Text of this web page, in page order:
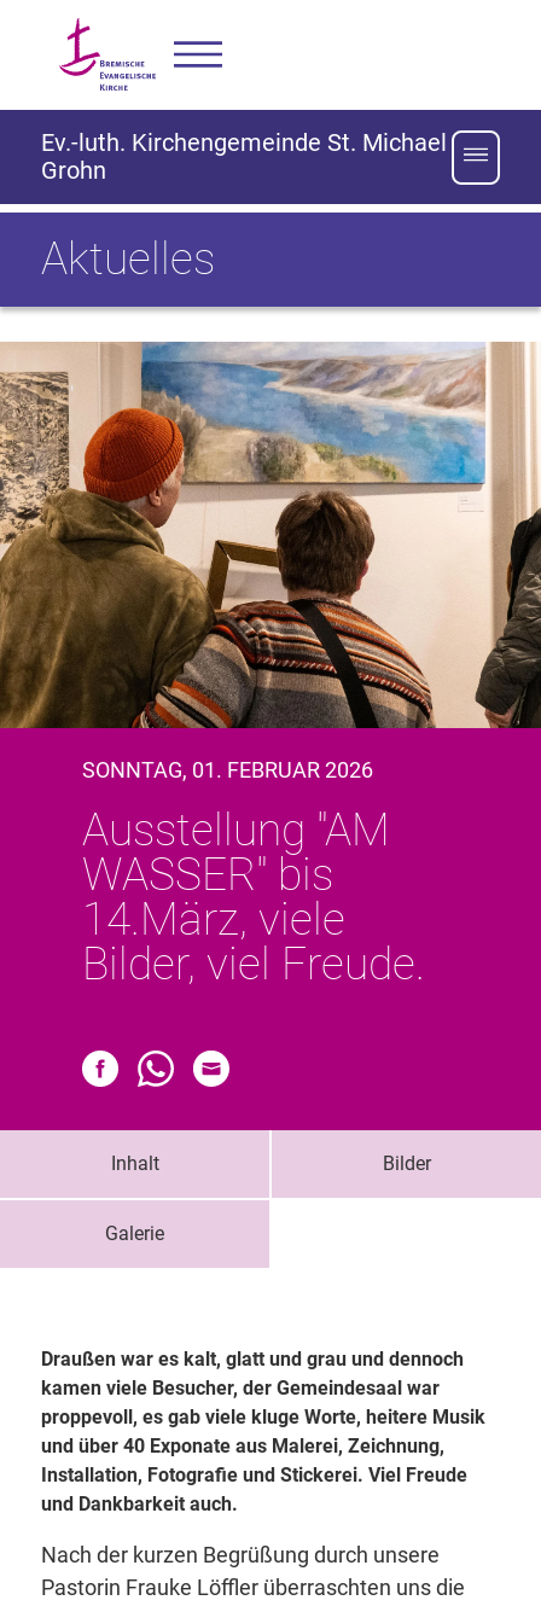
Ev.-luth. Kirchengemeinde St. Michael
Grohn
Aktuelles
SONNTAG, 01. FEBRUAR 2026
Ausstellung "AM
WASSER" bis
14.März, viele
Bilder, viel Freude.
Inhalt Bilder
Galerie
Draußen war es kalt, glatt und grau und dennoch
kamen viele Besucher, der Gemeindesaal war
proppevoll, es gab viele kluge Worte, heitere Musik
und über 40 Exponate aus Malerei, Zeichnung,
Installation, Fotografie und Stickerei. Viel Freude
und Dankbarkeit auch.
Nach der kurzen Begrüßung durch unsere
Pastorin Frauke Löffler überraschten uns die